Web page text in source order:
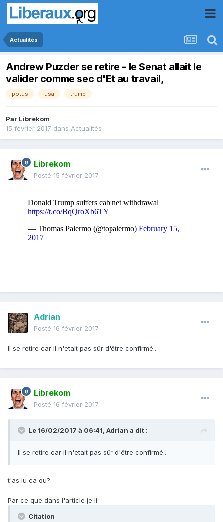
Actualités
Andrew Puzder se retire - le Senat allait le
valider comme sec d'Et au travail,
potus usa trump
Par Librekom
15 février 2017 dans Actualités
Librekom
Posté 15 février 2017
Adrian
Posté 16 février 2017
Il se retire car il n'etait pas sûr d'être confirmé..
Librekom
Posté 16 février 2017
Le 16/02/2017 à 06:41, Adrian a dit :
Il se retire car il n'etait pas sûr d'être confirmé..
t'as lu ca ou?
Par ce que dans l'article je li
Citation